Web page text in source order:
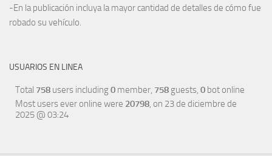
-En la publicación incluya la mayor cantidad de detalles de cómo fue
robado su vehículo.
USUARIOS EN LINEA
Total 758 users including0 member, 758 guests, 0 bot online
Most users ever online were 20798, on 23 de diciembre de
2025 @ 03:24